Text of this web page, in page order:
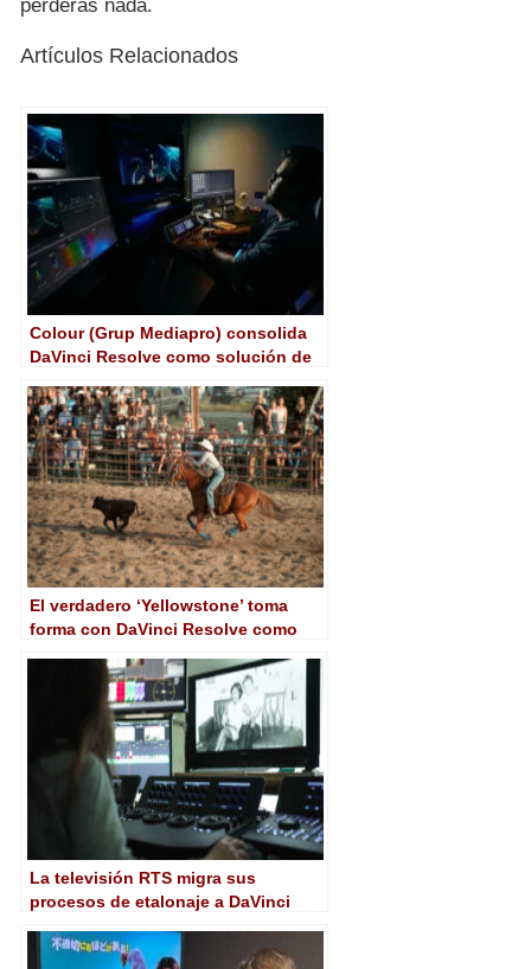
perderás nada.
Artículos Relacionados
Colour (Grup Mediapro) consolida
DaVinci Resolve como solución de
El verdadero ‘Yellowstone’ toma
forma con DaVinci Resolve como
La televisión RTS migra sus
procesos de etalonaje a DaVinci